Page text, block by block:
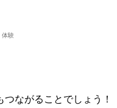
験
ながることでしょう！